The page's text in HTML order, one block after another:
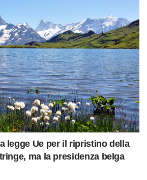
legge Ue per il ripristino della
ma la presidenza belga